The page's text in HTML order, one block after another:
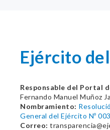
Ejército
Responsable del Portal
Fernando Manuel Muñoz
Nombramiento:
General del Ejército Nº
Correo: